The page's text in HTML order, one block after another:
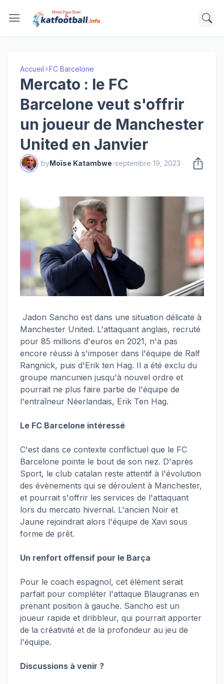
Accueil FC Barcelone
Mercato : le FC
Barcelone veut s'offrir
un joueur de Manchester
United en Janvier
byMoïse Katambwe-septembre 19, 2023
Jadon Sancho est dans une situation délicate à
Manchester United. L'attaquant anglais, recruté
pour 85 millions d'euros en 2021, n'a pas
encore réussi à s'imposer dans l'équipe de Ralf
Rangnick, puis d'Erik ten Hag. Il a été exclu du
groupe mancunien jusqu'à nouvel ordre et
pourrait ne plus faire partie de l'équipe de
l'entraîneur Néerlandais, Erik Ten Hag.
Le FC Barcelone intéressé
C'est dans ce contexte conflictuel que le FC
Barcelone pointe le bout de son nez. D'après
Sport, le club catalan reste attentif à l'évolution
des évènements qui se déroulent à Manchester,
et pourrait s'offrir les services de l'attaquant
lors du mercato hivernal. L'ancien Noir et
Jaune rejoindrait alors l'équipe de Xavi sous
forme de prêt.
Un renfort offensif pour le Barça
Pour le coach espagnol, cet élément serait
parfait pour compléter l'attaque Blaugranas en
prenant position à gauche. Sancho est un
joueur rapide et dribbleur, qui pourrait apporter
de la créativité et de la profondeur au jeu de
l'équipe.
Discussions à venir ?